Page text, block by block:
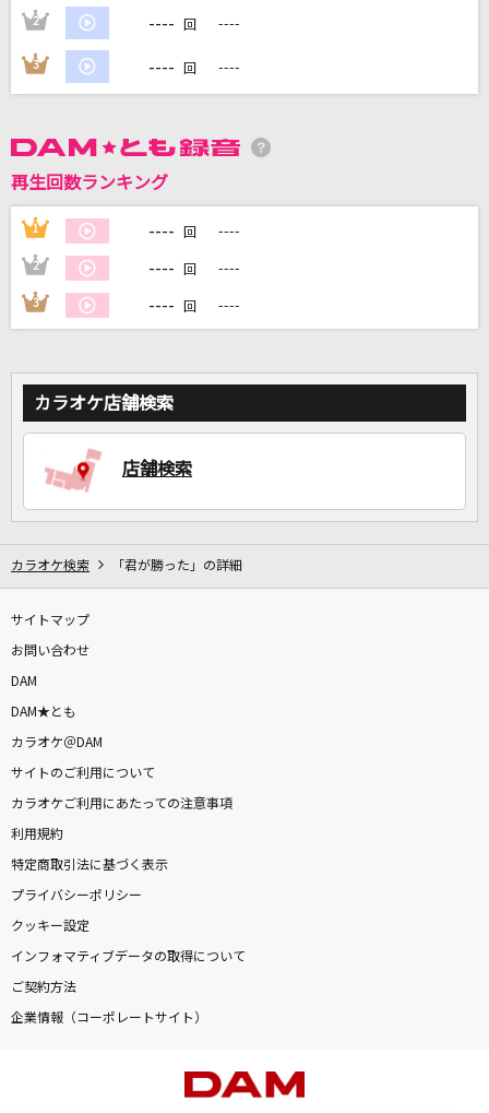
カラオケ最新情報をチェック！
2 ---- 回 ----
3 ---- 回 ----
再生回数ランキング
1 ---- 回 ----
2 ---- 回 ----
3 ---- 回 ----
カラオケ店舗検索
店舗検索
カラオケ検索 「君が勝った」の詳細
サイトマップ
お問い合わせ
DAM
DAM★とも
カラオケ＠DAM
サイトのご利用について
カラオケご利用にあたっての注意事項
利用規約
特定商取引法に基づく表示
プライバシーポリシー
クッキー設定
インフォマティブデータの取得について
ご契約方法
企業情報（コーポレートサイト）